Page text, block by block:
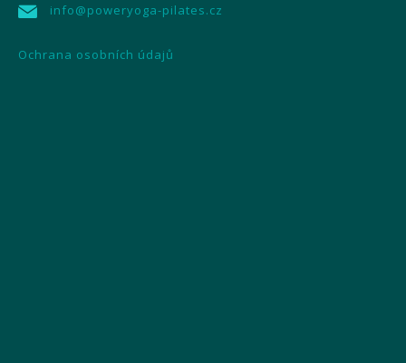
info@poweryoga-pilates.cz
Ochrana osobních údajů